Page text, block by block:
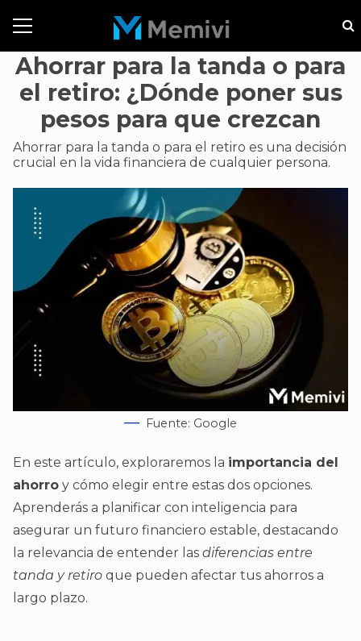
Ahorrar para la tanda o para
el retiro: ¿Dónde poner sus
pesos para que crezcan
Ahorrar para la tanda o para el retiro es una decisión
crucial en la vida financiera de cualquier persona.
Fuente: Google
En este artículo, exploraremos la importancia del
ahorro y cómo elegir entre estas dos opciones.
Aprenderás a planificar con inteligencia para
asegurar un futuro financiero estable, destacando
la relevancia de entender las diferencias entre
tanda y retiro que pueden afectar tus ahorros a
largo plazo.